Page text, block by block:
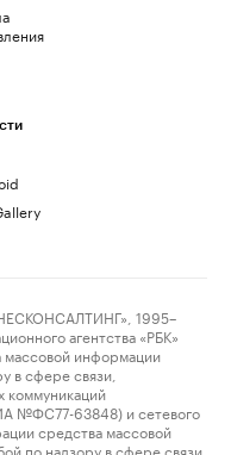
1995–
агентства «РБК»
массовой информации
в сфере связи,
коммуникаций
№ФС77-63848) и сетевого
средства массовой
по надзору в сфере связи,